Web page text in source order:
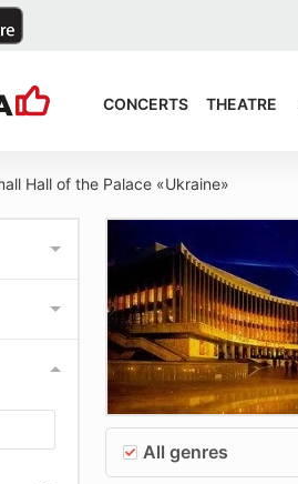
CONCERTS THEATRE
Hall of the Palace «Ukraine»
All genres